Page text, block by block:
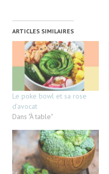
ARTICLES SIMILAIRES
Le poke bowl et sa rose
d’avocat
Dans "À table"